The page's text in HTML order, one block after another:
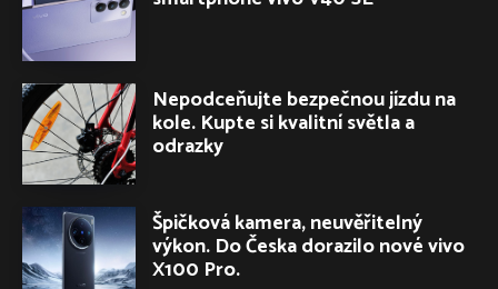
Nepodceňujte bezpečnou jízdu na
kole. Kupte si kvalitní světla a
odrazky
Špičková kamera, neuvěřitelný
výkon. Do Česka dorazilo nové vivo
X100 Pro.